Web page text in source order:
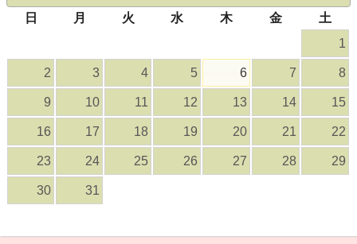
日 月 火 水 木 金
土
1
2 3 4 5 6 7 8
9 10 11 12 13 14 15
16 17 18 19 20 21 22
23 24 25 26 27 28 29
30 31